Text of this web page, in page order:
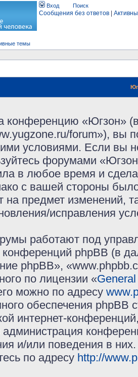
Вход Поиск
Сообщения без ответов
темы
конференцию «Югзон»
forum»), вы
условиями. Если вы
форумами
в любое время и
с вашей стороны
на предмет изменений,
исправления
работают под
конференций phpBB (в
phpBB»,
по лицензии «
можно по адресу
обеспечения phpBB
интернет-
администрация
и/или поведения в
по адресу http://